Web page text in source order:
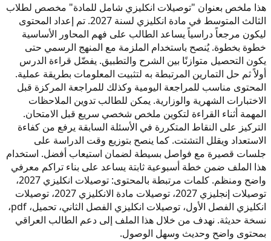
هذا ملخص بعنوان "توصيلات انكليزي شامل للمادة" مخصص لطلاب
الثالث المتوسط في مادة انكليزي لسنة 2027. تم إعداد المحتوى
ليكون مرجعاً دراسياً يساعد الطالب على فهم المحاور الأساسية
خطوة بخطوة. يُنصح باستخدام الملزمة مع المنهج الرسمي حتى
يكون التحصيل متوازنًا بين الشرح والتطبيق. يفضّل قراءة الدرس
أولاً ثم حل التمارين المرتبطة به لتثبيت المعلومات بطريقة عملية.
المحتوى مناسب للمراجعة اليومية وكذلك للمراجعة المركزة قبل
الاختبارات الشهرية والوزارية. يمكن للطالب تدوين الملاحظات
المهمة أثناء القراءة لتكوين ملخص شخصي سريع قبل الامتحان.
التركيز على النقاط المتكررة في الأسئلة السابقة يرفع من كفاءة
الاستعداد ويقلل التشتت. كما ينصح بتوزيع وقت الدراسة على
جلسات قصيرة مع فواصل بسيطة لضمان استيعاب أفضل. استخدام
هذا الملف ضمن خطة أسبوعية ثابتة يساعد على بناء تراكم معرفي
واضح ومنظم. كلمات مرتبطة بالمحتوى: توصيلات انكليزي 2027،
توصيلات إنجليزي 2027، توصيلات مادة الانكليزي 2027، توصيلات
انكليزي الفصل الأول، توصيلات انكليزي الفصل الثاني، تحميل، pdf،
نسخة حديثة. نهدف من خلال هذا الملف إلى دعم الطالب العراقي
بمحتوى واضح وحديث وسهل الوصول.